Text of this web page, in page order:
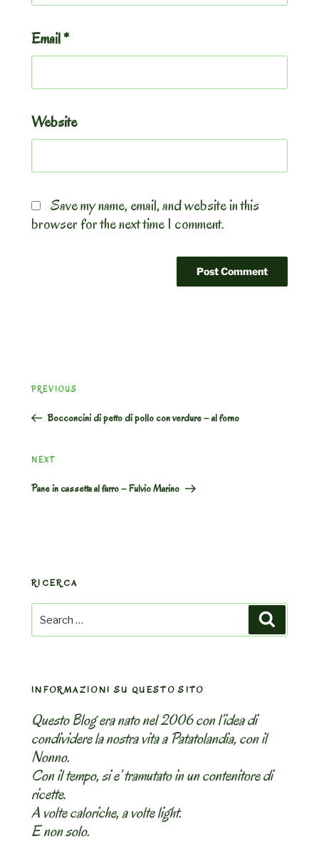
Email*
Website
Save my name, email, and website in this
browser for the next time I comment.
navigation
Previous
PREVIOUS
Bocconcini di petto di pollo con verdure – al forno
Next
Post
NEXT
Pane in cassetta al farro – Fulvio Marino
RICERCA
Search
for:
INFORMAZIONI SU QUESTO SITO
Questo Blog era nato nel 2006 con l’idea di
condividere la nostra vita a Patatolandia, con il
Nonno.
Con il tempo, si e’ tramutato in un contenitore di
ricette.
A volte caloriche, a volte light.
E non solo.